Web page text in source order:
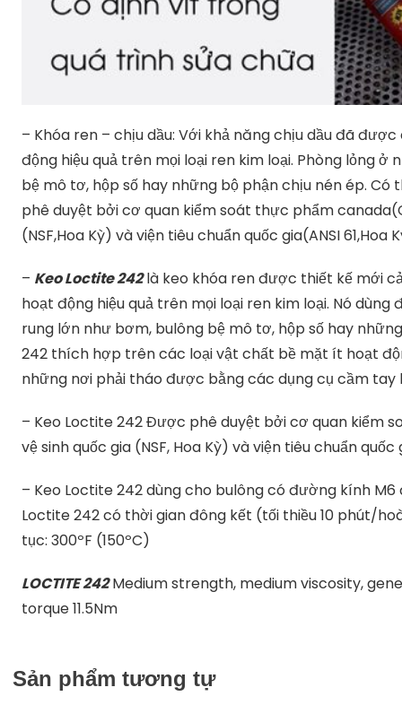
– Khóa ren – chịu dầu: Với khả năng chịu dầu đã
động hiệu quả trên mọi loại ren kim loại. Phòng lỏng
bệ mô tơ, hộp số hay những bộ phận chịu nén ép.
phê duyệt bởi cơ quan kiểm soát thực phẩm
(NSF,Hoa Kỳ) và viện tiêu chuẩn quốc gia(ANSI 61,Hoa
– Keo Loctite 242là keo khóa ren được thiết kế mới
hoạt động hiệu quả trên mọi loại ren kim loại. Nó
rung lớn như bơm, bulông bệ mô tơ, hộp số hay
242 thích hợp trên các loại vật chất bề mặt ít hoạt
những nơi phải tháo được bằng các dụng cụ cầm tay
– Keo Loctite 242 Được phê duyệt bởi cơ quan kiểm
vệ sinh quốc gia (NSF, Hoa Kỳ) và viện tiêu chuẩn quốc
– Keo Loctite 242 dùng cho bulông có đường kính
Loctite 242 có thời gian đông kết (tối thiều 10 phút/
tục: 300ºF (150ºC)
LOCTITE 242Medium strength, medium viscosity,
torque 11.5Nm
Sản phẩm tương tự